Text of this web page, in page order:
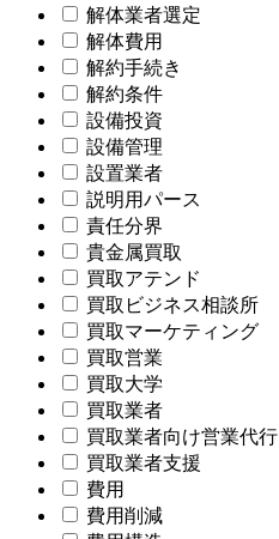
解体業者選定
解体費用
解約手続き
解約条件
設備投資
設備管理
設置業者
説明用パース
責任分界
貴金属買取
買取アテンド
買取ビジネス相談所
買取マーケティング
買取営業
買取大学
買取業者
買取業者向け営業代行
買取業者支援
費用
費用削減